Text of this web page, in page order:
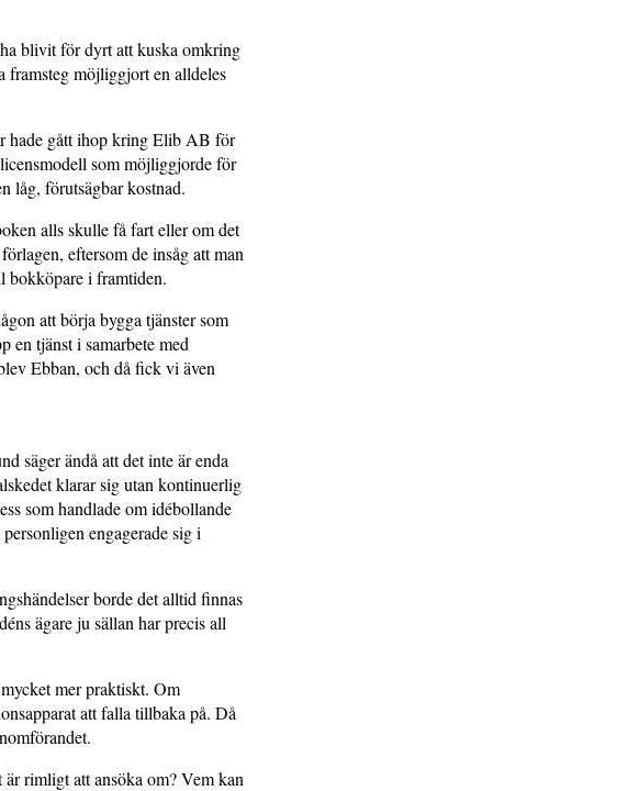
blivit för dyrt att kuska omkring
framsteg möjlig­gjort en alldeles
hade gått ihop kring Elib AB för
som möjlig­gjorde för
låg, förutsägbar kostnad.
alls skulle få fart eller om det
eftersom de insåg att man
bokköpare i framtiden.
att börja bygga tjänster som
en tjänst i samarbete med
Ebban, och då fick vi även
säger ändå att det inte är enda
klarar sig utan kontinuerlig
som handlade om idébollande
engagerade sig i
borde det alltid finnas
ägare ju sällan har precis all
mer praktiskt. Om
att falla tillbaka på. Då
rimligt att ansöka om? Vem kan